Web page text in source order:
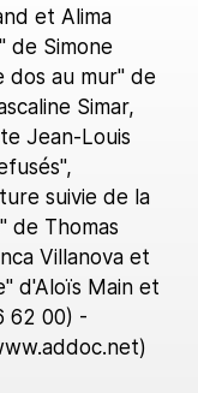
et Alima
de Simone
dos au mur" de
Simar,
Jean-Louis
suivie de la
de Thomas
Villanova et
d'Aloïs Main et
62 00) -